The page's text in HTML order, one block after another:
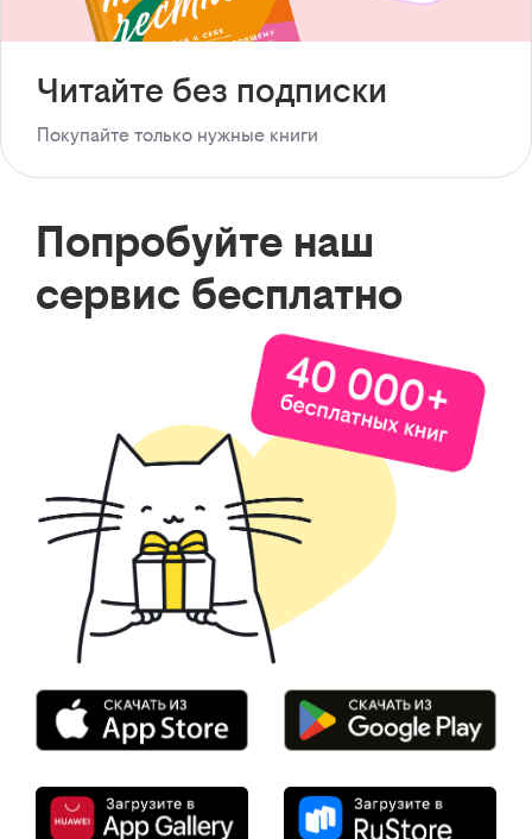
Читайте без подписки
Покупайте только нужные книги
Попробуйте наш
сервис бесплатно